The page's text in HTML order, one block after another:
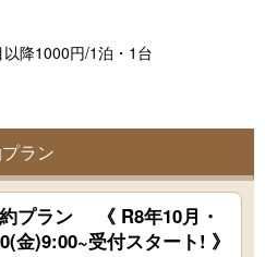
降1000円/1泊・1台
ラン
約プラン 《 R8年10月・
金)9:00~受付スタート! 》